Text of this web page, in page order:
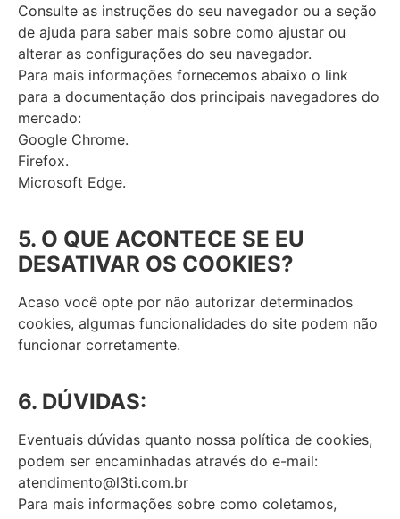
Consulte as instruções do seu navegador ou a seção
de ajuda para saber mais sobre como ajustar ou
alterar as configurações do seu navegador.
Para mais informações fornecemos abaixo o link
para a documentação dos principais navegadores do
mercado:
Google Chrome.
Firefox.
Microsoft Edge.
5. O QUE ACONTECE SE EU
DESATIVAR OS COOKIES?
Acaso você opte por não autorizar determinados
cookies, algumas funcionalidades do site podem não
funcionar corretamente.
6. DÚVIDAS:
Eventuais dúvidas quanto nossa política de cookies,
podem ser encaminhadas através do e-mail:
atendimento@l3ti.com.br
Para mais informações sobre como coletamos,